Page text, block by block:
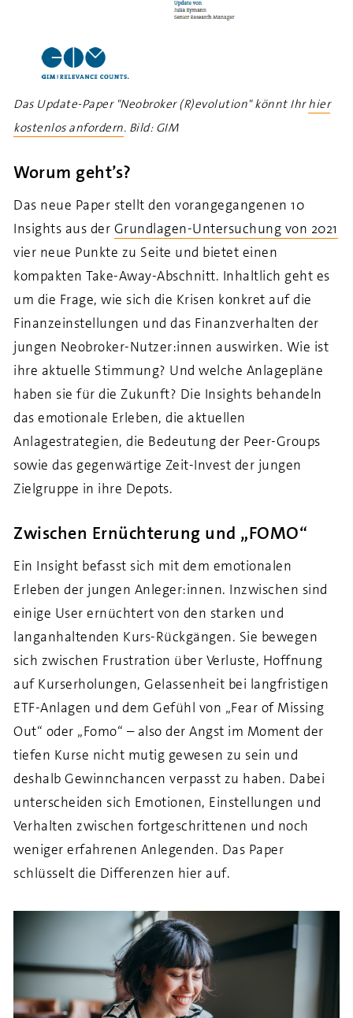
Das Update-Paper "Neobroker (R)evolution" könnt Ihrhier
kostenlos anfordern. Bild: GIM
Worum geht’s?
Das neue Paper stellt den vorangegangenen 10
Insights aus der Grundlagen-Untersuchung von 2021
vier neue Punkte zu Seite und bietet einen
kompakten Take-Away-Abschnitt. Inhaltlich geht es
um die Frage, wie sich die Krisen konkret auf die
Finanzeinstellungen und das Finanzverhalten der
jungen Neobroker-Nutzer:innen auswirken. Wie ist
ihre aktuelle Stimmung? Und welche Anlagepläne
haben sie für die Zukunft? Die Insights behandeln
das emotionale Erleben, die aktuellen
Anlagestrategien, die Bedeutung der Peer-Groups
sowie das gegenwärtige Zeit-Invest der jungen
Zielgruppe in ihre Depots.
Zwischen Ernüchterung und „FOMO“
Ein Insight befasst sich mit dem emotionalen
Erleben der jungen Anleger:innen. Inzwischen sind
einige User ernüchtert von den starken und
langanhaltenden Kurs-Rückgängen. Sie bewegen
sich zwischen Frustration über Verluste, Hoffnung
auf Kurserholungen, Gelassenheit bei langfristigen
ETF-Anlagen und dem Gefühl von „Fear of Missing
Out“ oder „Fomo“ – also der Angst im Moment der
tiefen Kurse nicht mutig gewesen zu sein und
deshalb Gewinnchancen verpasst zu haben. Dabei
unterscheiden sich Emotionen, Einstellungen und
Verhalten zwischen fortgeschrittenen und noch
weniger erfahrenen Anlegenden. Das Paper
schlüsselt die Differenzen hier auf.